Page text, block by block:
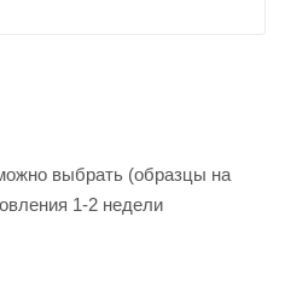
выбрать (образцы на
1-2 недели